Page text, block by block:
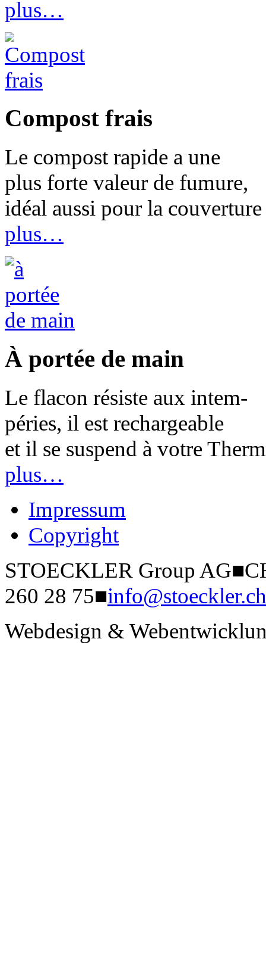
plus…
Compost frais
Le compost rapide a une
plus forte valeur de fumure,
idéal aussi pour la
plus…
À portée de main
Le flacon résiste aux intem-
péries, il est rechargeable
et il se suspend à votre
plus…
Impressum
Copyright
STOECKLER Group AG■
260 28 75■info@stoeckler.ch
Webdesign &